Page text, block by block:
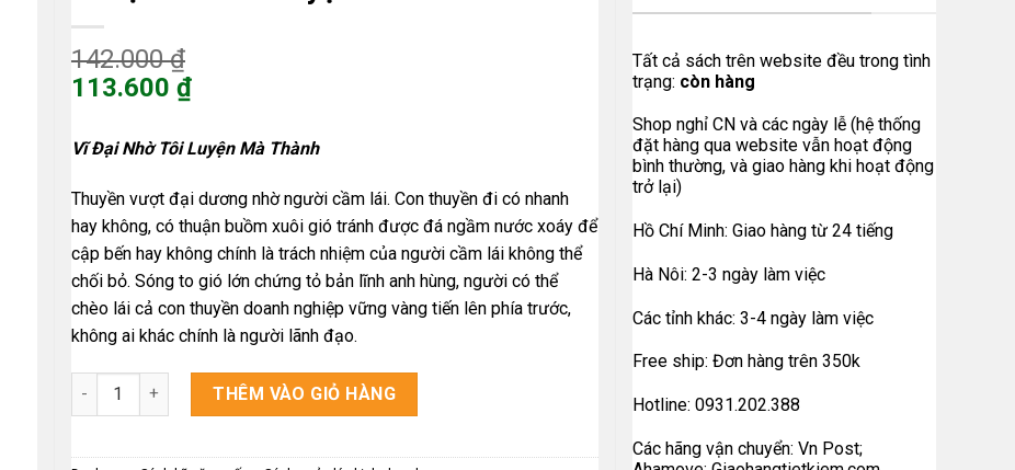
142.000₫
142.000 ₫.
113.600 ₫
hiện
là:
113.600 ₫.
Vĩ Đại Nhờ Tôi Luyện Mà Thành
Thuyền vượt đại dương nhờ người cầm lái. Con thuyền đi có nhanh
hay không, có thuận buồm xuôi gió tránh được đá ngầm nước xoáy để
cập bến hay không chính là trách nhiệm của người cầm lái không thể
chối bỏ. Sóng to gió lớn chứng tỏ bản lĩnh anh hùng, người có thể
chèo lái cả con thuyền doanh nghiệp vững vàng tiến lên phía trước,
không ai khác chính là người lãnh đạo.
Vĩ Đại Nhờ Tôi Luyện Mà Thành số lượng
THÊM VÀO GIỎ HÀNG
Tất cả sách trên website đều trong tình
trạng: còn hàng
Shop nghỉ CN và các ngày lễ (hệ thống
đặt hàng qua website vẫn hoạt động
bình thường, và giao hàng khi hoạt động
trở lại)
Hồ Chí Minh: Giao hàng từ 24 tiếng
Hà Nôi: 2-3 ngày làm việc
Các tỉnh khác: 3-4 ngày làm việc
Free ship: Đơn hàng trên 350k
Hotline: 0931.202.388
Các hãng vận chuyển: Vn Post;